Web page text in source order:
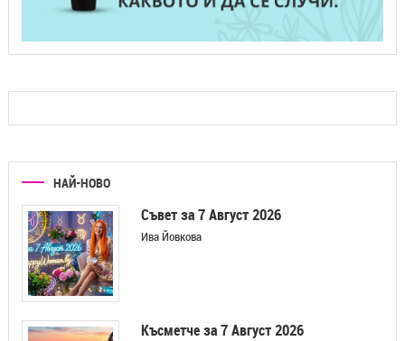
НАЙ-НОВО
Съвет за 7 Август 2026
Ива Йовкова
Късметче за 7 Август 2026